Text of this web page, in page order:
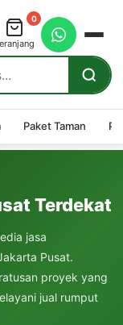
0
Paket Taman
Terdekat
jasa
Pusat.
proyek yang
jual rumput